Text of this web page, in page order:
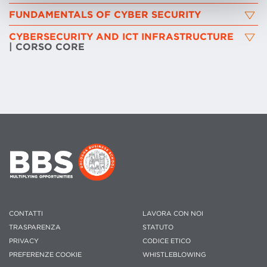
FUNDAMENTALS OF CYBER SECURITY
CYBERSECURITY AND ICT INFRASTRUCTURE
| CORSO CORE
CONTATTI
TRASPARENZA
PRIVACY
PREFERENZE COOKIE
LAVORA CON NOI
STATUTO
CODICE ETICO
WHISTLEBLOWING